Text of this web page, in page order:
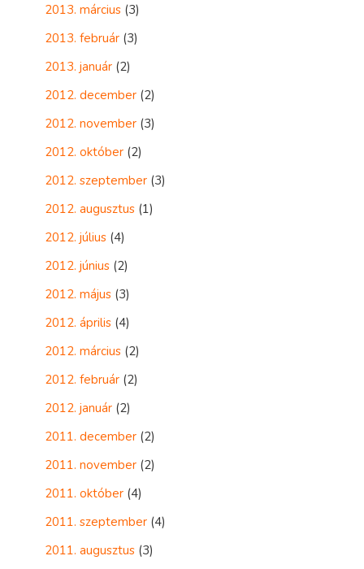
2013. március (3)
2013. február (3)
2013. január (2)
2012. december (2)
2012. november (3)
2012. október (2)
2012. szeptember (3)
2012. augusztus (1)
2012. július (4)
2012. június (2)
2012. május (3)
2012. április (4)
2012. március (2)
2012. február (2)
2012. január (2)
2011. december (2)
2011. november (2)
2011. október (4)
2011. szeptember (4)
2011. augusztus (3)